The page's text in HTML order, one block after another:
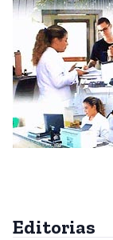
Editorias